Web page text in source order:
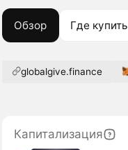
Обзор Где купить
globalgive.finance
Капитализация